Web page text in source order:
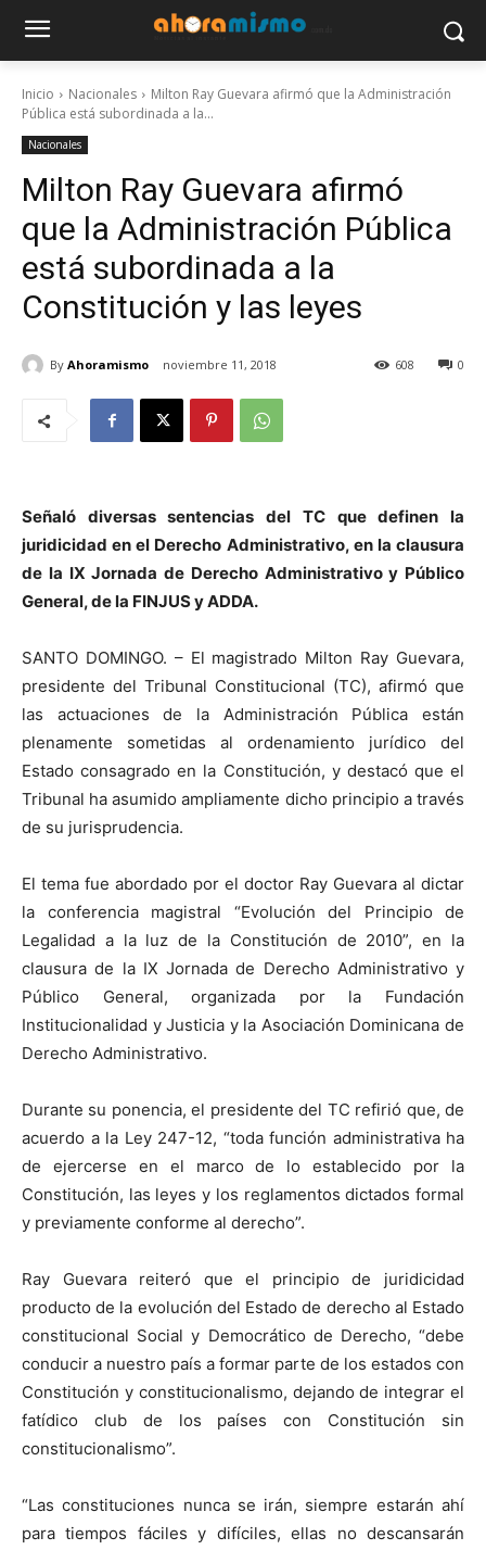
Inicio Nacionales
Milton Ray Guevara afirmó que la Administración
Pública está subordinada a la...
Nacionales
Milton Ray Guevara afirmó
que la Administración Pública
está subordinada a la
Constitución y las leyes
By Ahoramismo noviembre 11, 2018 0
608
Señaló diversas sentencias del TC que definen la
juridicidad en el Derecho Administrativo, en la clausura
de la IX Jornada de Derecho Administrativo y Público
General, de la FINJUS y ADDA.
SANTO DOMINGO. – El magistrado Milton Ray Guevara,
presidente del Tribunal Constitucional (TC), afirmó que
las actuaciones de la Administración Pública están
plenamente sometidas al ordenamiento jurídico del
Estado consagrado en la Constitución, y destacó que el
Tribunal ha asumido ampliamente dicho principio a través
de su jurisprudencia.
El tema fue abordado por el doctor Ray Guevara al dictar
la conferencia magistral “Evolución del Principio de
Legalidad a la luz de la Constitución de 2010”, en la
clausura de la IX Jornada de Derecho Administrativo y
Público General, organizada por la Fundación
Institucionalidad y Justicia y la Asociación Dominicana de
Derecho Administrativo.
Durante su ponencia, el presidente del TC refirió que, de
acuerdo a la Ley 247-12, “toda función administrativa ha
de ejercerse en el marco de lo establecido por la
Constitución, las leyes y los reglamentos dictados formal
y previamente conforme al derecho”.
Ray Guevara reiteró que el principio de juridicidad
producto de la evolución del Estado de derecho al Estado
constitucional Social y Democrático de Derecho, “debe
conducir a nuestro país a formar parte de los estados con
Constitución y constitucionalismo, dejando de integrar el
fatídico club de los países con Constitución sin
constitucionalismo”.
“Las constituciones nunca se irán, siempre estarán ahí
para tiempos fáciles y difíciles, ellas no descansarán